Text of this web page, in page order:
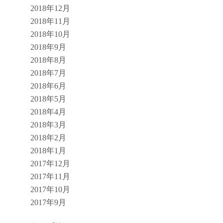
2018年12月
2018年11月
2018年10月
2018年9月
2018年8月
2018年7月
2018年6月
2018年5月
2018年4月
2018年3月
2018年2月
2018年1月
2017年12月
2017年11月
2017年10月
2017年9月